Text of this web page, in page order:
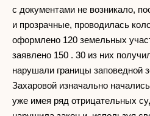
с документами не возникало,
и прозрачные, проводилась
оформлено 120 земельных
заявлено 150 . 30 из них
нарушали границы заповедной
Захаровой изначально
уже имея ряд отрицательных